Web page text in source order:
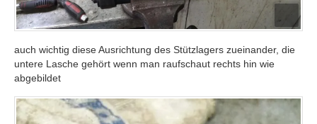
auch wichtig diese Ausrichtung des Stützlagers zueinander, die
untere Lasche gehört wenn man raufschaut rechts hin wie
abgebildet